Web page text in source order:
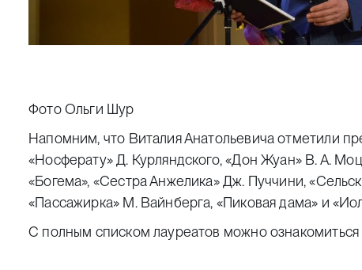
Фото Ольги Шур
Напомним, что Виталия Анатольевича отметили
«Носферату» Д. Курляндского, «Дон Жуан» В. А.
«Богема», «Сестра Анжелика» Дж. Пуччини,
«Пассажирка» М. Вайнберга, «Пиковая дама» и
С полным списком лауреатов можно ознакомиться